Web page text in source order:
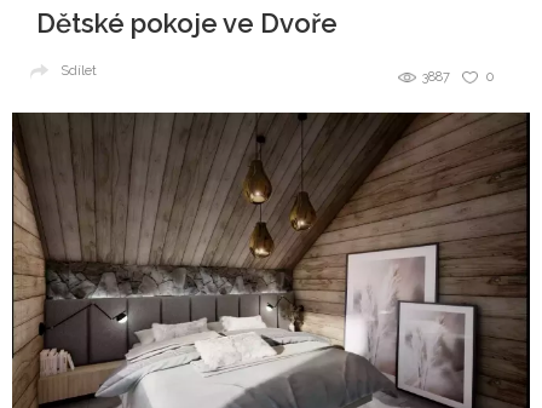
Dětské pokoje ve Dvoře
0
3887
Sdílet